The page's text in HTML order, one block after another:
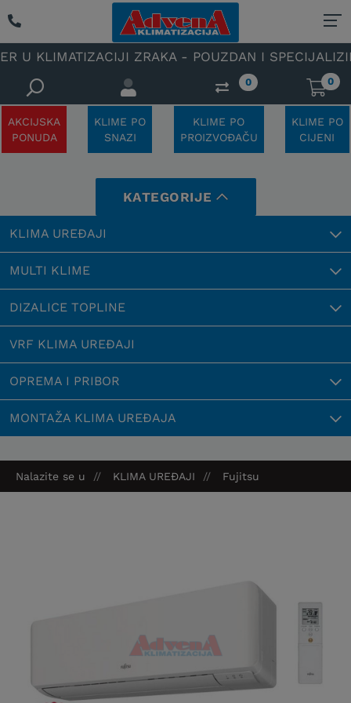
ZRAKA - POUZDAN I SPECIJALIZIRAN
0 0
AKCIJSKA
PONUDA
KLIME PO
SNAZI
KLIME PO
PROIZVOĐAČU
KLIME PO
CIJENI
KATEGORIJE
KLIMA UREĐAJI
MULTI KLIME
DIZALICE TOPLINE
VRF KLIMA UREĐAJI
OPREMA I PRIBOR
MONTAŽA KLIMA UREĐAJA
Nalazite se u KLIMA UREĐAJI Fujitsu